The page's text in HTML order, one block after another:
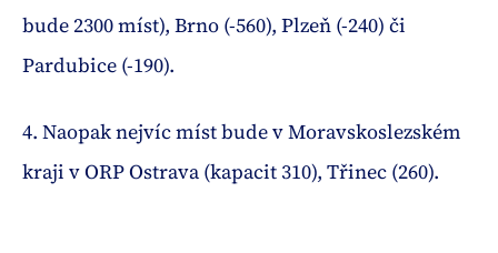
bude 2300 míst), Brno (-560), Plzeň (-240) či
Pardubice (-190).
4. Naopak nejvíc míst bude v Moravskoslezském
kraji v ORP Ostrava (kapacit 310), Třinec (260).